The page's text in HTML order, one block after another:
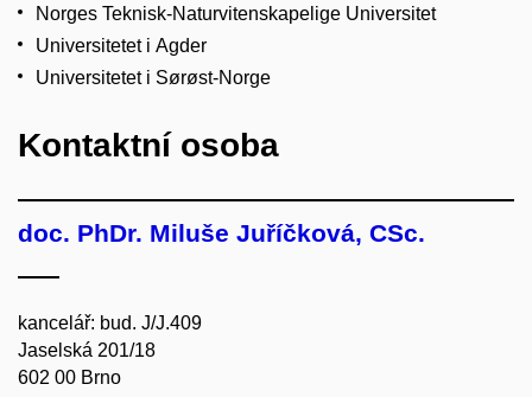
Norges Teknisk-Naturvitenskapelige Universitet
Universitetet i Agder
Universitetet i Sørøst-Norge
Kontaktní osoba
doc. PhDr. Miluše Juříčková, CSc.
kancelář: bud. J/J.409
Jaselská 201/18
602 00 Brno